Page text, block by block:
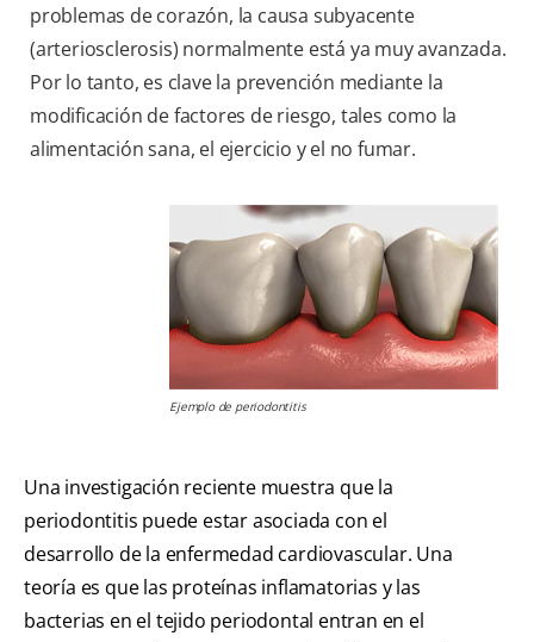
problemas de corazón, la causa subyacente
(arteriosclerosis) normalmente está ya muy avanzada.
Por lo tanto, es clave la prevención mediante la
modificación de factores de riesgo, tales como la
alimentación sana, el ejercicio y el no fumar.
Ejemplo de periodontitis
Una investigación reciente muestra que la
periodontitis puede estar asociada con el
desarrollo de la enfermedad cardiovascular. Una
teoría es que las proteínas inflamatorias y las
bacterias en el tejido periodontal entran en el